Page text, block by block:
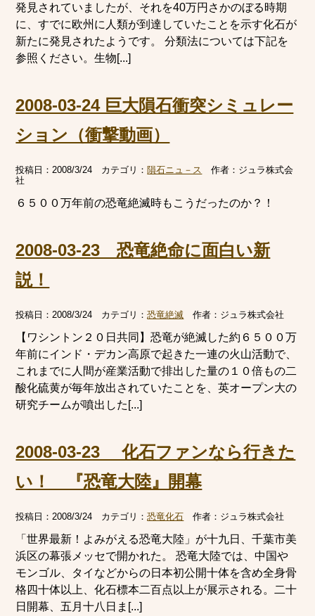
発見されていましたが、それを40万円さかのぼる時期
に、すでに欧州に人類が到達していたことを示す化石が
新たに発見されたようです。 分類法については下記を
参照ください。生物[...]
2008-03-24 巨大隕石衝突シミュレー
ション（衝撃動画）
投稿日：2008/3/24 カテゴリ： 隕石ニュ－ス 作者： ジュラ株式会
社
６５００万年前の恐竜絶滅時もこうだったのか？！
2008-03-23 恐竜絶命に面白い新
説！
投稿日：2008/3/24 カテゴリ：恐竜絶滅 作者： ジュラ株式会社
【ワシントン２０日共同】恐竜が絶滅した約６５００万
年前にインド・デカン高原で起きた一連の火山活動で、
これまでに人間が産業活動で排出した量の１０倍もの二
酸化硫黄が毎年放出されていたことを、英オープン大の
研究チームが噴出した[...]
2008-03-23 化石ファンなら行きた
い！ 『恐竜大陸』開幕
投稿日：2008/3/24 カテゴリ：恐竜化石 作者： ジュラ株式会社
「世界最新！よみがえる恐竜大陸」が十九日、千葉市美
浜区の幕張メッセで開かれた。 恐竜大陸では、中国や
モンゴル、タイなどからの日本初公開十体を含め全身骨
格四十体以上、化石標本二百点以上が展示される。二十
日開幕、五月十八日ま[...]